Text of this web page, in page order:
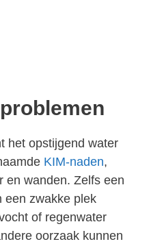
het opstijgend water
KIM-naden,
en wanden. Zelfs een
een zwakke plek
of regenwater
oorzaak kunnen